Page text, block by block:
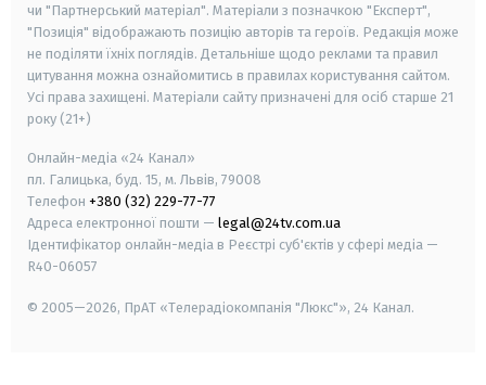
чи "Партнерський матеріал". Матеріали з позначкою "Експерт",
"Позиція" відображають позицію авторів та героїв. Редакція може
не поділяти їхніх поглядів. Детальніше щодо реклами та правил
цитування можна ознайомитись в правилах користування сайтом.
Усі права захищені. Матеріали сайту призначені для осіб старше 21
року (21+)
Онлайн-медіа «24 Канал»
пл. Галицька, буд. 15, м. Львів, 79008
Телефон +380 (32) 229-77-77
Адреса електронної пошти — legal@24tv.com.ua
Ідентифікатор онлайн-медіа в Реєстрі суб'єктів у сфері медіа —
R40-06057
© 2005—2026, ПрАТ «Телерадіокомпанія "Люкс"», 24 Канал.